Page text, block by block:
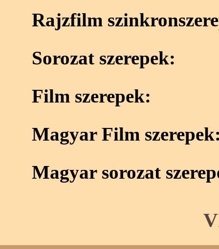
Rajzfilm
Sorozat szerepek:
Film szerepek:
Magyar Film
Magyar sorozat